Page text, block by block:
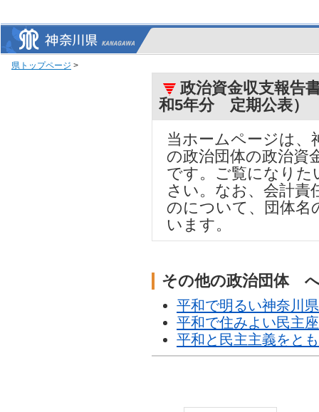
県トップページ >
政治資金収支報告
和5年分 定期公表）
当ホームページは、
の政治団体の政治資
です。ご覧になりた
さい。なお、会計責
のについて、団体名
います。
その他の政治団体
平和で明るい神奈川
平和で住みよい民主
平和と民主主義をと